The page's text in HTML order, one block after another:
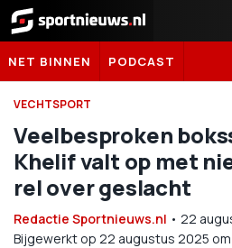
Sportnieuws.nl
NET BINNEN PODCAST
VECHTSPORT
Veelbesproken
Khelif valt op met
rel over geslacht
Redactie Sportnieuws.nl • 22
Bijgewerkt op 22 augustus 2025 om